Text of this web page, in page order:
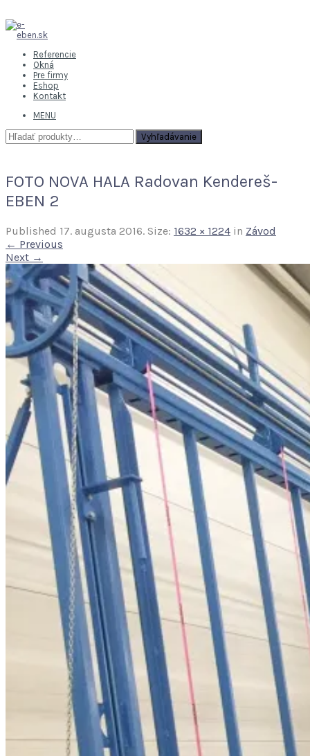
Referencie
Okná
Pre firmy
Eshop
Kontakt
MENU
Hľadať:
Vyhľadávanie
FOTO NOVA HALA Radovan Kendereš-
EBEN 2
Published 17. augusta 2016. Size: 1632 × 1224 in Závod
← Previous
Next →